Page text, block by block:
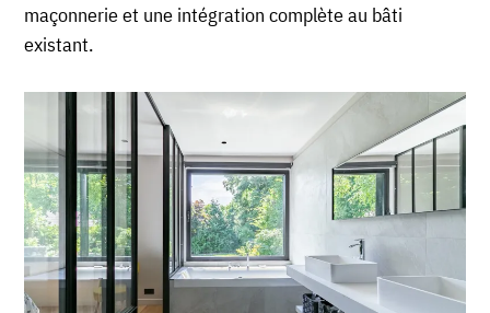
maçonnerie et une intégration complète au bâti
existant.